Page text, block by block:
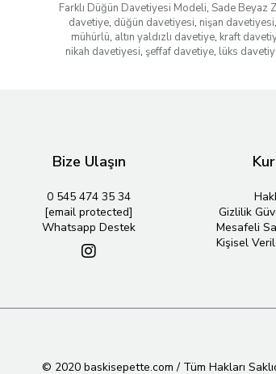
Farklı Düğün Davetiyesi Modeli, Sade Beyaz
davetiye, düğün davetiyesi, nişan davetiyesi,
mühürlü, altın yaldızlı davetiye, kraft
nikah davetiyesi, şeffaf davetiye, lüks
Bize Ulaşın
0 545 474 35 34
[email protected]
Whatsapp Destek
Gizlilik
Mesafeli
Kişisel
© 2020 baskisepette.com / Tüm Hakları